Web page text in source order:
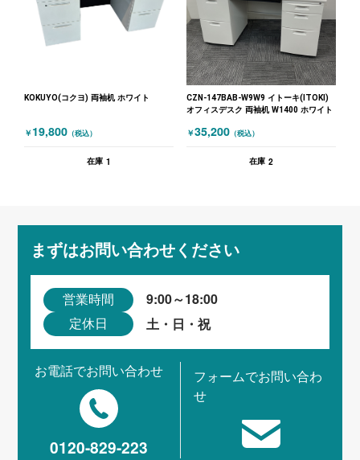
KOKUYO(コクヨ) 両袖机 ホワイト
￥ 19,800 （税込）
在庫 1
CZN-147BAB-W9W9 イトーキ(ITOKI)
オフィスデスク 両袖机 W1400 ホワイト
￥35,200 （税込）
在庫 2
まずはお問い合わせください
営業時間 9:00～18:00
定休日 土・日・祝
お電話でお問い合わせ
0120-829-223
フォームでお問い合わ
せ